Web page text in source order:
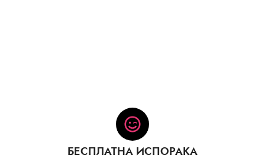
БЕСПЛАТНА ИСПОРАКА